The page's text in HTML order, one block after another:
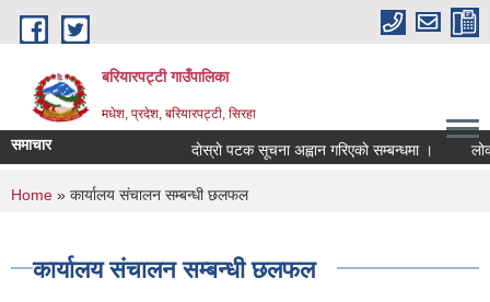
Skip to main content
बरियारपट्टी गाउँपालिका
मधेश, प्रदेश, बरियारपट्टी, सिरहा
समाचार दाेस्राे पटक सूचना अह्वान गरिएकाे सम्बन्धमा । लोक
You are here
Home » कार्यालय स‌ंचालन सम्बन्धी छलफल
कार्यालय स‌ंचालन सम्बन्धी छलफल